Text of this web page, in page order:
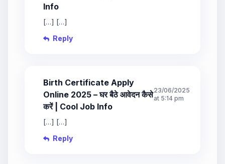
Info
[…] […]
Reply
Birth Certificate Apply
Online 2025 – घर बैठे आवेदन कैसे
करें | Cool Job Info
23/06/2025
at 5:14 pm
[…] […]
Reply